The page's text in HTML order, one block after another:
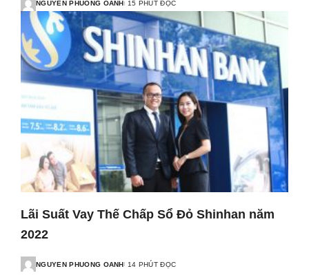
NGUYEN PHUONG OANH 15 PHÚT ĐỌC
Lãi Suất Vay Thế Chấp Sổ Đỏ Shinhan năm
2022
NGUYEN PHUONG OANH 14 PHÚT ĐỌC